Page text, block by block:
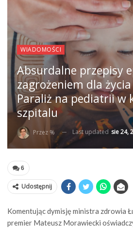
WIADOMOŚCI
Absurdalne przepisy
zagrożeniem dla
Paraliż na pediatrii w
szpitalu
Przez % Last updatedsie 24,
6
Udostępnij
Komentując dymisję ministra zdrowia
premier Mateusz Morawiecki